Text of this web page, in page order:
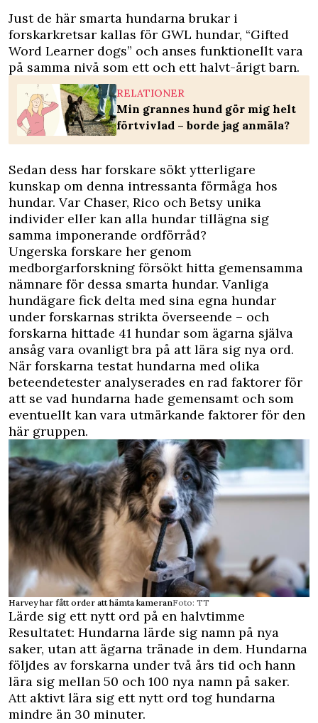
Just de här smarta hundarna brukar i
forskarkretsar kallas för GWL hundar, “Gifted
Word Learner dogs” och anses funktionellt vara
på samma nivå som ett och ett halvt-årigt barn.
RELATIONER
Min grannes hund gör mig helt
förtvivlad – borde jag anmäla?
Sedan dess har forskare sökt ytterligare
kunskap om denna intressanta förmåga hos
hundar. Var Chaser, Rico och Betsy unika
individer eller kan alla hundar tillägna sig
samma imponerande ordförråd?
Ungerska forskare her genom
medborgarforskning försökt hitta gemensamma
nämnare för dessa smarta hundar. Vanliga
hundägare fick delta med sina egna hundar
under forskarnas strikta överseende – och
forskarna hittade 41 hundar som ägarna själva
ansåg vara ovanligt bra på att lära sig nya ord.
När forskarna testat hundarna med olika
beteendetester analyserades en rad faktorer för
att se vad hundarna hade gemensamt och som
eventuellt kan vara utmärkande faktorer för den
här gruppen.
Harvey har fått order att hämta kameranFoto: TT
Lärde sig ett nytt ord på en halvtimme
Resultatet: Hundarna lärde sig namn på nya
saker, utan att ägarna tränade in dem. Hundarna
följdes av forskarna under två års tid och hann
lära sig mellan 50 och 100 nya namn på saker.
Att aktivt lära sig ett nytt ord tog hundarna
mindre än 30 minuter.